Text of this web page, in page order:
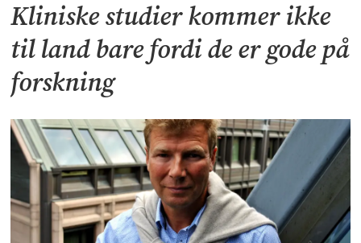
Kliniske studier kommer ikke
til land bare fordi de er gode på
forskning